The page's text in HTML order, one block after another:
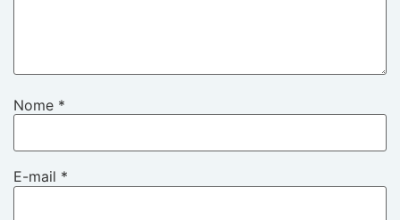
Nome *
E-mail *